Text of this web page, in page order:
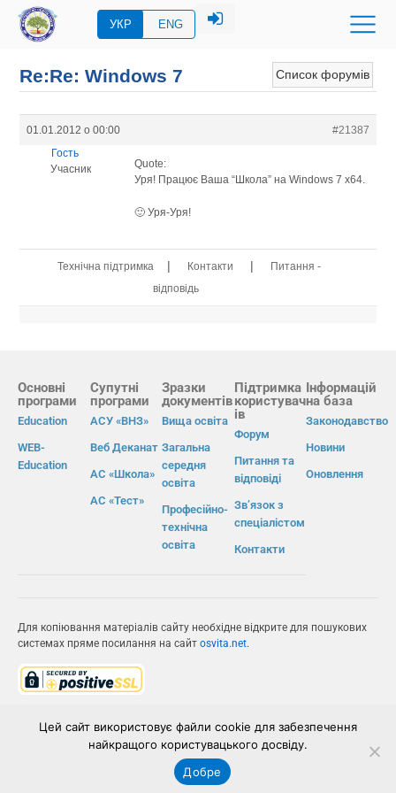
УКР ENG
Список форумів
Re:Re: Windows 7
01.01.2012 о 00:00
#21387
Гость
Учасник
Quote:
Уря! Працює Ваша “Школа” на Windows 7 x64.
🙂 Уря-Уря!
Технічна підтримка | Контакти |
Питання -
відповідь
Основні
програми
Education
WEB-
Education
Супутні
програми
АСУ «ВНЗ»
Веб Деканат
АС «Школа»
АС «Тест»
Зразки
документів
Вища освіта
Загальна
середня
освіта
Професійно-
технічна
освіта
Підтримка
користувач
ів
Форум
Питання та
відповіді
Зв’язок з
спеціалістом
Контакти
Інформацій
на база
Законодавство
Новини
Оновлення
Для копіювання матеріалів сайту необхідне відкрите для пошукових
системах пряме посилання на сайт osvita.net.
ІВС «ОСВІТА»
Цей сайт використовує файли cookie для забезпечення
найкращого користувацького досвіду.
Добре